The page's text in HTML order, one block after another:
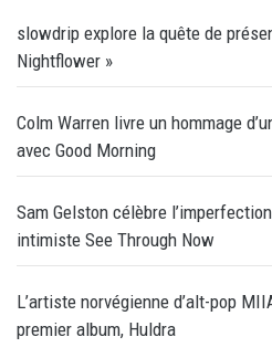
slowdrip explore la quête de
Nightflower »
Colm Warren livre un hommage
avec Good Morning
Sam Gelston célèbre
intimiste See Through Now
L’artiste norvégienne d’alt-pop
premier album, Huldra